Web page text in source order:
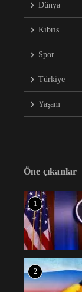
Dünya
Kıbrıs
Spor
Türkiye
Yaşam
Öne çıkanlar
1
2